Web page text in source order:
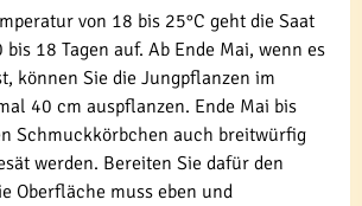
von 18 bis 25°C geht die Saat
18 Tagen auf. Ab Ende Mai, wenn es
können Sie die Jungpflanzen im
40 cm auspflanzen. Ende Mai bis
Schmuckkörbchen auch breitwürfig
werden. Bereiten Sie dafür den
Oberfläche muss eben und